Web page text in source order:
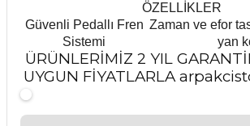
ÖZELLİKLER
Güvenli Pedallı Fren
Sistemi
Zaman ve efor
yan
ÜRÜNLERİMİZ 2 YIL
UYGUN FİYATLARLA